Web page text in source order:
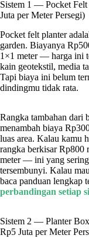
Sistem 1 — Pocket
Juta per Meter Persegi)
Pocket felt planter
garden. Biayanya
1×1 meter — harga ini
kain geotekstil, media
Tapi biaya ini belum
dindingmu tidak rata.
Rangka tambahan dari
menambah biaya
luas area. Kalau kamu
rangka berkisar Rp800
meter — ini yang sering
tersembunyi. Kalau
baca panduan lengkap
perbandingan setiap
Sistem 2 — Planter
Rp5 Juta per Meter